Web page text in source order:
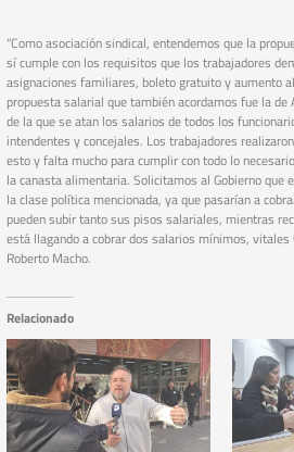
“Como asociación sindical, entendemos que la
sí cumple con los requisitos que los trabajadores
asignaciones familiares, boleto gratuito y aumento
propuesta salarial que también acordamos fue la
de la que se atan los salarios de todos los
intendentes y concejales. Los trabajadores
esto y falta mucho para cumplir con todo lo
la canasta alimentaria. Solicitamos al Gobierno que
la clase política mencionada, ya que pasarían a
pueden subir tanto sus pisos salariales, mientras
está llagando a cobrar dos salarios mínimos,
Roberto Macho.
Relacionado